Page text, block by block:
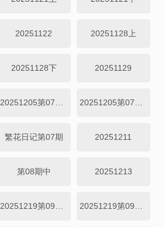
20251122 20251128上
20251128下 20251129
繁花日记第07期 20251211
第08期中 20251213